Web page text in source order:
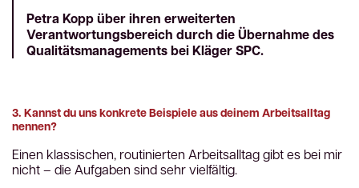
Petra Kopp über ihren erweiterten
Verantwortungsbereich durch die Übernahme des
Qualitätsmanagements bei Kläger SPC.
3. Kannst du uns konkrete Beispiele aus deinem Arbeitsalltag
nennen?
Einen klassischen, routinierten Arbeitsalltag gibt es bei mir
nicht – die Aufgaben sind sehr vielfältig.